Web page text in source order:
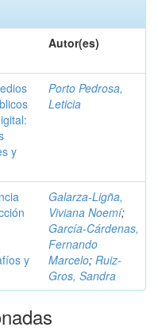
Autor(es)
y
Porto Pedrosa,
Leticia
y
Galarza-Ligña,
Viviana Noemí;
García-Cárdenas,
Fernando
Marcelo; Ruiz-
Gros, Sandra